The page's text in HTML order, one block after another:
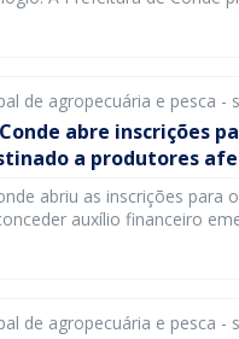
de Atualização
de agropecuária e pesca -
abre inscrições
a produtores
abriu as inscrições para
auxílio financeiro
agricultores familiares,
[…]
de agropecuária e pesca -